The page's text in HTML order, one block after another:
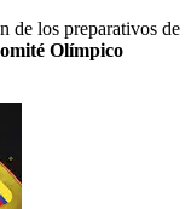
de los preparativos de
Olímpico